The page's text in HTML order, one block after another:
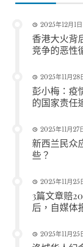
2025年12月1日
香港大火背
竞争的恶性
2025年11月28
彭小梅：疫
的国家责任
2025年11月27
新西兰民众
些？
2025年11月25
3篇文章赔
后，自媒体
2025年11月25